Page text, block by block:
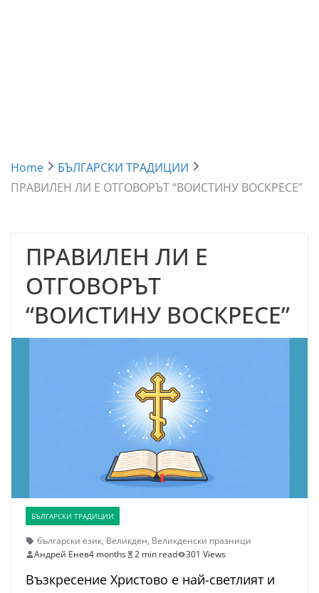
Home
БЪЛГАРСКИ ТРАДИЦИИ
ПРАВИЛЕН ЛИ Е ОТГОВОРЪТ “ВОИСТИНУ ВОСКРЕСЕ”
ПРАВИЛЕН ЛИ Е
ОТГОВОРЪТ
“ВОИСТИНУ ВОСКРЕСЕ”
БЪЛГАРСКИ ТРАДИЦИИ
български език, Великден, Великденски празници
Андрей Енев4 months 2 min read 301 Views
Възкресение Христово е най-светлият и